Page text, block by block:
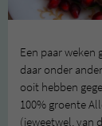
Een paar weken
daar onder
ooit hebben
100% groente
(jeweetwel, van